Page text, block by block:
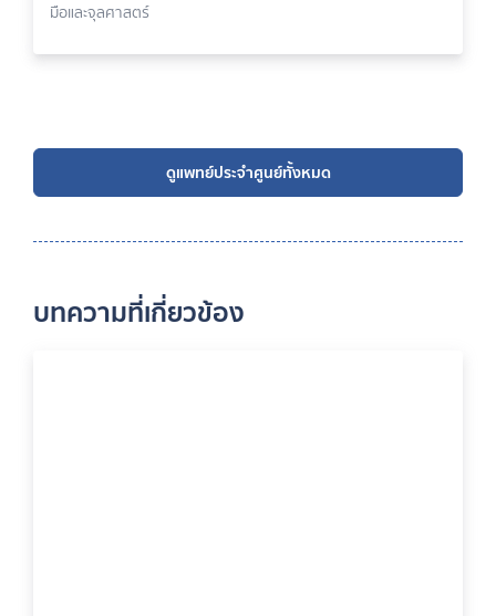
มือและจุลศาสตร์
ดูแพทย์ประจำศูนย์ทั้งหมด
บทความที่เกี่ยวข้อง